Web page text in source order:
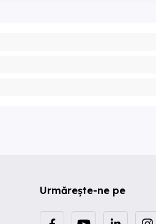
Urmărește-ne pe